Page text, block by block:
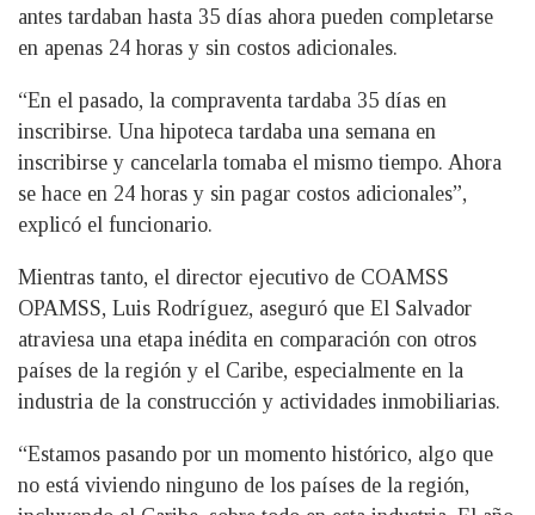
antes tardaban hasta 35 días ahora pueden completarse
en apenas 24 horas y sin costos adicionales.
“En el pasado, la compraventa tardaba 35 días en
inscribirse. Una hipoteca tardaba una semana en
inscribirse y cancelarla tomaba el mismo tiempo. Ahora
se hace en 24 horas y sin pagar costos adicionales”,
explicó el funcionario.
Mientras tanto, el director ejecutivo de COAMSS
OPAMSS, Luis Rodríguez, aseguró que El Salvador
atraviesa una etapa inédita en comparación con otros
países de la región y el Caribe, especialmente en la
industria de la construcción y actividades inmobiliarias.
“Estamos pasando por un momento histórico, algo que
no está viviendo ninguno de los países de la región,